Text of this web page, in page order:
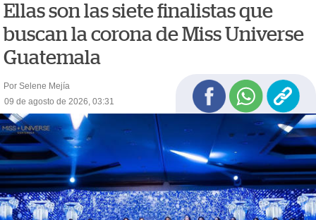
Ellas son las siete finalistas que
buscan la corona de Miss Universe
Guatemala
Por Selene Mejía
09 de agosto de 2026, 03:31